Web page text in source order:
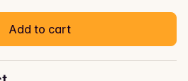
Add to cart